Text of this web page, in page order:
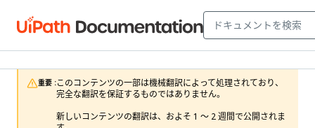
重要 :このコンテンツの一部は機械翻訳によって処理されており、
完全な翻訳を保証するものではありません。
新しいコンテンツの翻訳は、およそ 1 ～ 2 週間で公開されま